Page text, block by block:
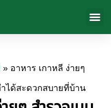
» อาหาร เกาหลี ง่ายๆ
ได้สะดวกสบายที่บ้าน